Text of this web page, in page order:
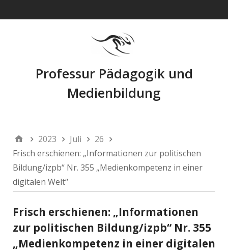
Professur Pädagogik und
Medienbildung
2023 Juli
26
Frisch erschienen: „Informationen zur politischen
Bildung/izpb“ Nr. 355 „Medienkompetenz in einer
digitalen Welt“
Frisch erschienen: „Informationen
zur politischen Bildung/izpb“ Nr. 355
„Medienkompetenz in einer digitalen